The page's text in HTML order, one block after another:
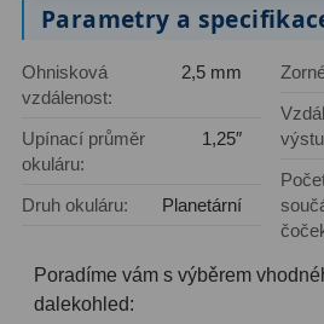
Adaptéry k okulárovým
výtahům
Pozorovací dalekohledy
Pro pozorování přírody a
ornitologie17
Parametry a
Ohnisková
vzdálenost:
2,5 mm
Upínací průměr
okuláru:
1,25″
Druh okuláru: Planetární
Poradíme vám s výběrem
dalekohled: